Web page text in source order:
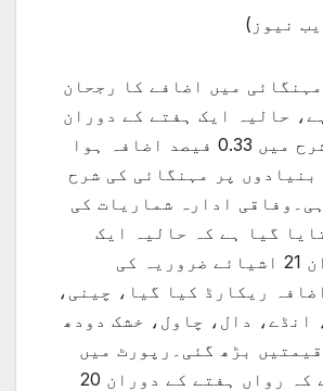
نیوز)
میں اضافے کا رجحان
حالیہ ایک ہفتے کے دوران
مہنگائی کی شرح میں 0.33 فیصد اضافہ ہوا
بنیادوں پر مہنگائی کی شرح
رہی۔وفاقی ادارہ شماریات کی
گیا ہے کہ حالیہ ایک
ہفتے کے دوران 21 اشیائے ضروریہ کی
ریکارڈ کیا گیا، چینی،
انڈے، دال، چاول، خشک دودھ
بڑھ گئی۔رپورٹ میں
بتایا گیا ہے کہ رواں ہفتے کے دوران 20